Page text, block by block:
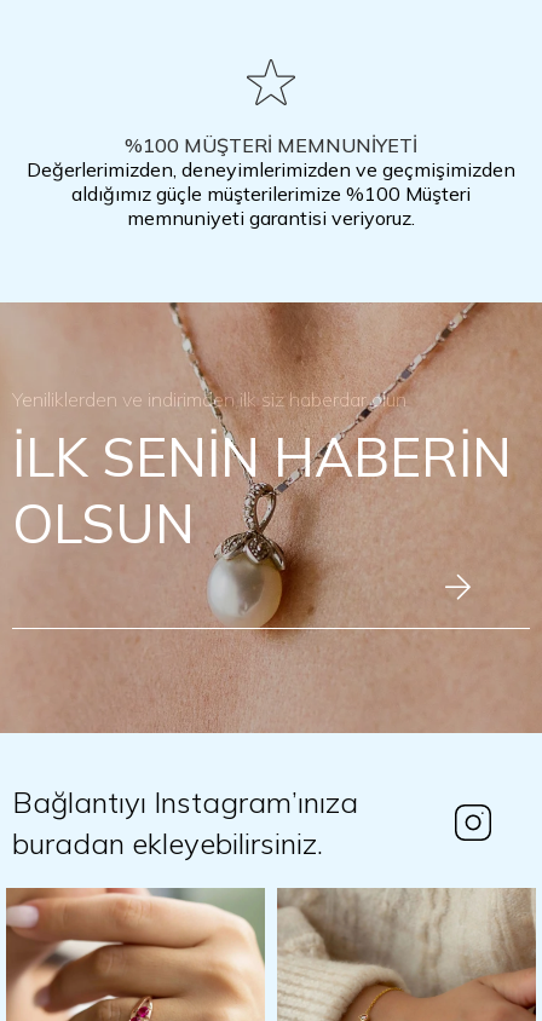
%100 MÜŞTERİ MEMNUNİYETİ
Değerlerimizden, deneyimlerimizden ve geçmişimizden
aldığımız güçle müşterilerimize %100 Müşteri
memnuniyeti garantisi veriyoruz.
Yeniliklerden ve indirimden ilk siz haberdar olun
Bağlantıyı Instagram’ınıza
buradan ekleyebilirsiniz.